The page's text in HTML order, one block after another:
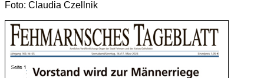
Foto: Claudia Czellnik